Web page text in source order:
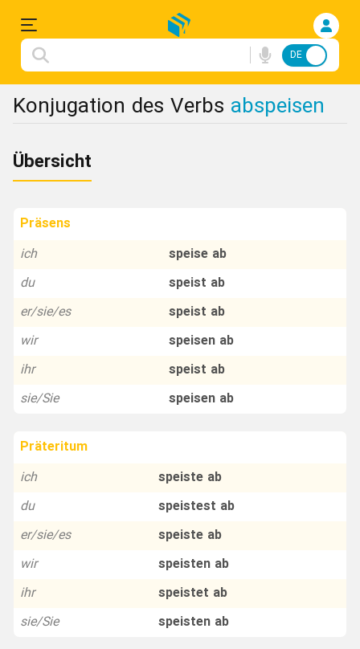
Einloggen
Deutsche
Konjugation
FA
DE
Konjugation des Verbs abspeisen
Übersicht
Präsens
ich
speise ab
du
speist ab
er/sie/es
speist ab
wir
speisen ab
ihr
speist ab
sie/Sie
speisen ab
Präteritum
ich
speiste ab
du
speistest ab
er/sie/es
speiste ab
wir
speisten ab
ihr
speistet ab
sie/Sie
speisten ab